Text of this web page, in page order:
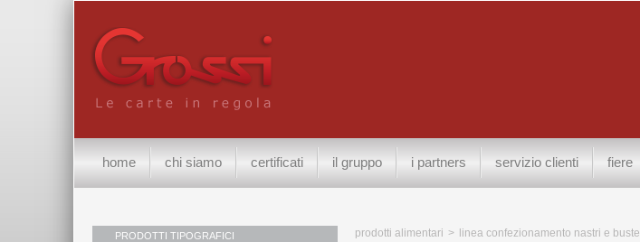
home chi siamo certificati il gruppo i partners servizio clienti fiere
PRODOTTI TIPOGRAFICI prodotti alimentari > linea confezionamento nastri e buste